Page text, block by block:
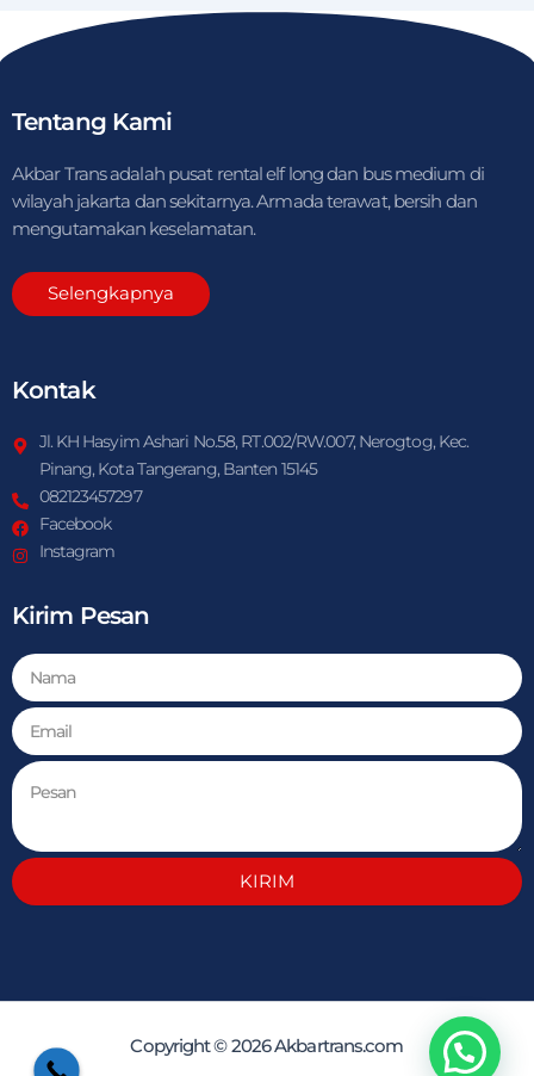
Tentang Kami
Akbar Trans adalah pusat rental elf long dan bus medium di
wilayah jakarta dan sekitarnya. Armada terawat, bersih dan
mengutamakan keselamatan.
Selengkapnya
Kontak
Jl. KH Hasyim Ashari No.58, RT.002/RW.007, Nerogtog, Kec.
Pinang, Kota Tangerang, Banten 15145
082123457297
Facebook
Instagram
Kirim Pesan
KIRIM
Copyright © 2026 Akbartrans.com